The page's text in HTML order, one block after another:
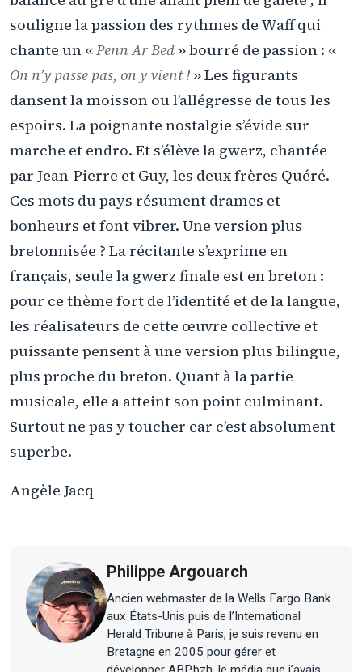
souligne la passion des rythmes de Waff qui
chante un «Penn Ar Bed » bourré de passion : «
On n’y passe pas, on y vient ! » Les figurants
dansent la moisson ou l’allégresse de tous les
espoirs. La poignante nostalgie s’évide sur
marche et endro. Et s’élève la gwerz, chantée
par Jean-Pierre et Guy, les deux frères Quéré.
Ces mots du pays résument drames et
bonheurs et font vibrer. Une version plus
bretonnisée ? La récitante s’exprime en
français, seule la gwerz finale est en breton :
pour ce thème fort de l’identité et de la langue,
les réalisateurs de cette œuvre collective et
puissante pensent à une version plus bilingue,
plus proche du breton. Quant à la partie
musicale, elle a atteint son point culminant.
Surtout ne pas y toucher car c’est absolument
superbe.
Angèle Jacq
Philippe Argouarch
Ancien webmaster de la Wells Fargo Bank
aux États-Unis puis de l’International
Herald Tribune à Paris, je suis revenu en
Bretagne en 2005 pour gérer et